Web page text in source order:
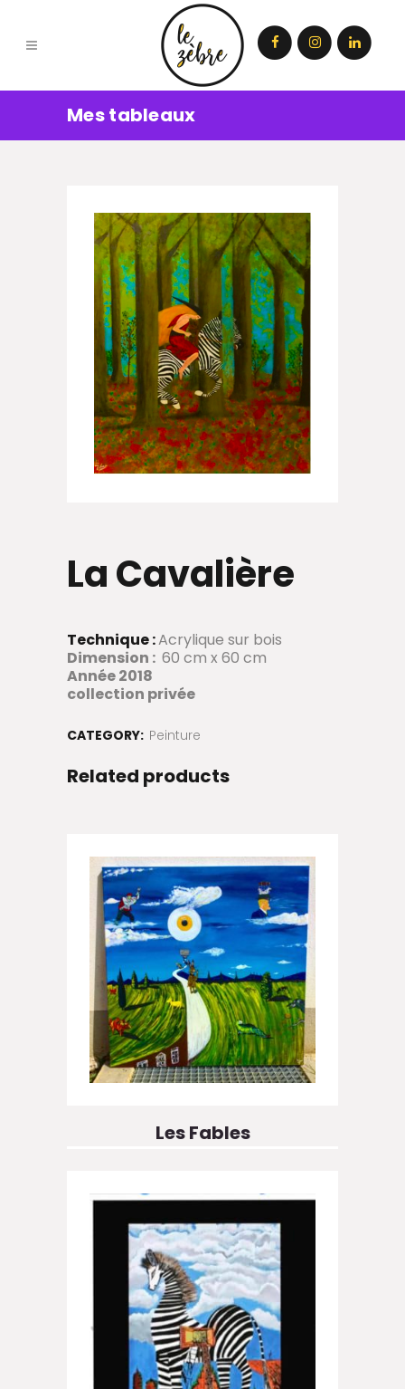
Mes tableaux
La Cavalière
Technique :Acrylique sur bois
Dimension : 60 cm x 60 cm
Année2018
collection privée
CATEGORY: Peinture
Related products
Les Fables